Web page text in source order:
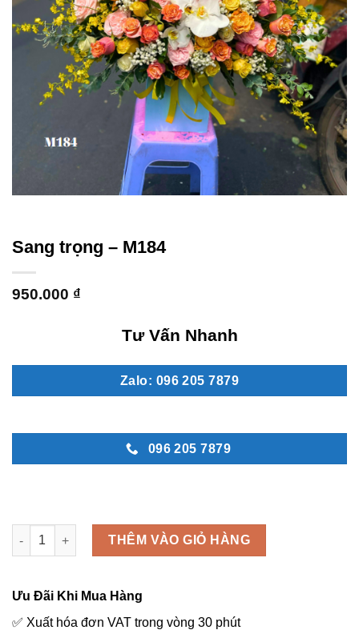
Sang trọng – M184
950.000 ₫
Tư Vấn Nhanh
Zalo: 096 205 7879
096 205 7879
Sang trọng - M184 số lượng
THÊM VÀO GIỎ HÀNG
Ưu Đãi Khi Mua Hàng
✅ Xuất hóa đơn VAT trong vòng 30 phút